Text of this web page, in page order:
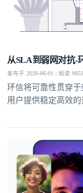
从SLA到弱网对抗-
发布于 2026-06-01 | 阅读 9053
环信将可靠性贯穿
用户提供稳定高效